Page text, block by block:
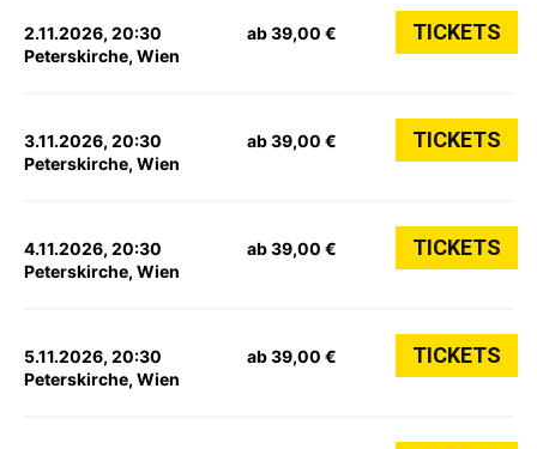
2.11.2026, 20:30
Peterskirche, Wien
ab 39,00 € TICKETS
3.11.2026, 20:30
Peterskirche, Wien
ab 39,00 € TICKETS
4.11.2026, 20:30
Peterskirche, Wien
ab 39,00 € TICKETS
5.11.2026, 20:30
Peterskirche, Wien
ab 39,00 € TICKETS